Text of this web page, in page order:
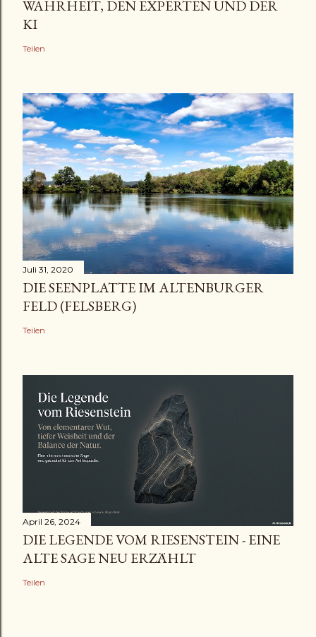
WAHRHEIT, DEN EXPERTEN UND DER
KI
Teilen
Juli 31, 2020
DIE SEENPLATTE IM ALTENBURGER
FELD (FELSBERG)
Teilen
April 26, 2024
DIE LEGENDE VOM RIESENSTEIN - EINE
ALTE SAGE NEU ERZÄHLT
Teilen